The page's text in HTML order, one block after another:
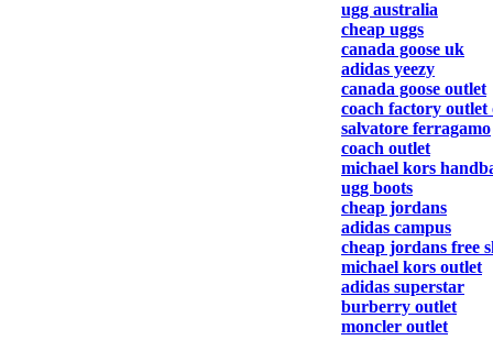
ugg australia
cheap uggs
canada goose uk
adidas yeezy
canada goose outlet
coach factory outlet
salvatore ferragamo
coach outlet
michael kors
ugg boots
cheap jordans
adidas campus
cheap jordans free
michael kors outlet
adidas superstar
burberry outlet
moncler outlet